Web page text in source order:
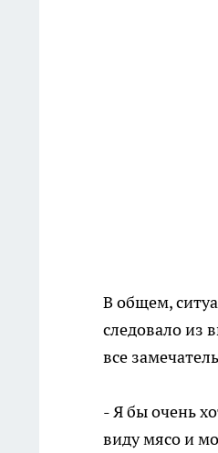
В общем,
следовало из
все
- Я бы очень
виду мясо и